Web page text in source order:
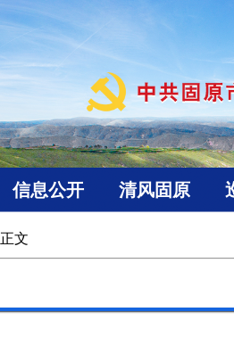
信息公开 清风固原
正文